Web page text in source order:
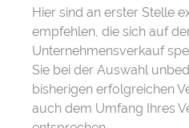
Hier sind an erster Stelle
empfehlen, die sich auf
Unternehmensverkauf
Sie bei der Auswahl
bisherigen erfolgreichen
auch dem Umfang Ihres